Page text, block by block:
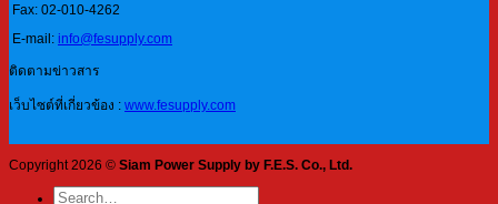
Fax: 02-010-4262
E-mail: info@fesupply.com
ติดตามข่าวสาร
เว็บไซต์ที่เกี่ยวข้อง : www.fesupply.com
Copyright 2026 © Siam Power Supply by F.E.S. Co., Ltd.
Search